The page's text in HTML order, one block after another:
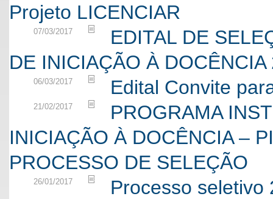
Projeto LICENCIAR
07/03/2017
EDITAL DE
DE INICIAÇÃO À DOCÊNCIA
06/03/2017 Edital Convite
21/02/2017
PROGRAMA
INICIAÇÃO À DOCÊNCIA –
PROCESSO DE SELEÇÃO
26/01/2017
Processo seletivo